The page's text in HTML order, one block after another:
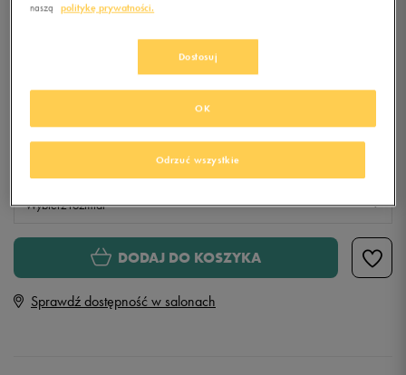
+ 800 PKT WKLUBIE 50 STYLE
Wybierz rozmiar
Rozmiary EU
23 cm
DODAJ DO KOSZYKA
Sprawdź dostępność w salonach
naszą
politykę prywatności.
Dostosuj
Odrzuć wszystkie
OK